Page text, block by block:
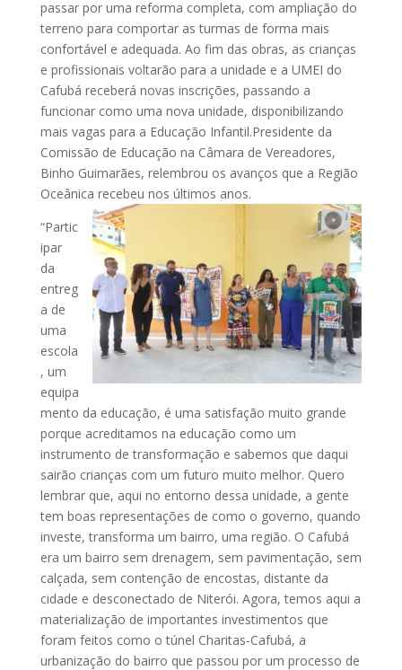
passar por uma reforma completa, com ampliação do
terreno para comportar as turmas de forma mais
confortável e adequada. Ao fim das obras, as crianças
e profissionais voltarão para a unidade e a UMEI do
Cafubá receberá novas inscrições, passando a
funcionar como uma nova unidade, disponibilizando
mais vagas para a Educação Infantil.Presidente da
Comissão de Educação na Câmara de Vereadores,
Binho Guimarães, relembrou os avanços que a Região
Oceânica recebeu nos últimos anos.
“Partic
ipar
da
entreg
a de
uma
escola
, um
equipa
mento da educação, é uma satisfação muito grande
porque acreditamos na educação como um
instrumento de transformação e sabemos que daqui
sairão crianças com um futuro muito melhor. Quero
lembrar que, aqui no entorno dessa unidade, a gente
tem boas representações de como o governo, quando
investe, transforma um bairro, uma região. O Cafubá
era um bairro sem drenagem, sem pavimentação, sem
calçada, sem contenção de encostas, distante da
cidade e desconectado de Niterói. Agora, temos aqui a
materialização de importantes investimentos que
foram feitos como o túnel Charitas-Cafubá, a
urbanização do bairro que passou por um processo de